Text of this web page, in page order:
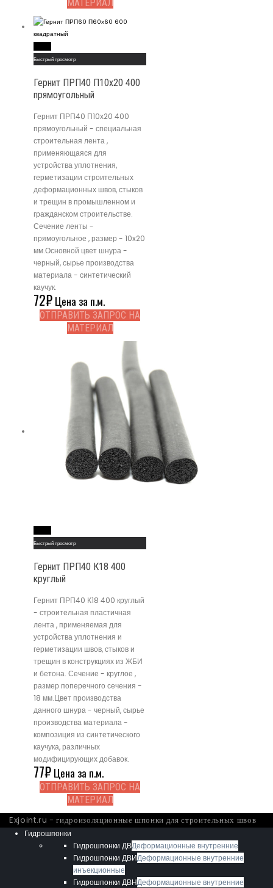
МАТЕРИАЛ
Быстрый просмотр
Гернит ПРП40 П10х20 400
прямоугольный
Гернит ПРП40 П10х20 400
прямоугольный - специальная
строительная лента ,
применяющаяся для
устройства уплотнения,
герметизации строительных
деформационных швов, стыков
и трещин в промышленном и
гражданском строительстве.
Сечение ленты -
прямоугольное , размер - 10x20
мм.Основной цвет шнура -
черный, сырье производства
материала - синтетический
каучук.
72₽Цена за п.м.
ОТПРАВИТЬ ЗАПРОС НА
МАТЕРИАЛ
Быстрый просмотр
Гернит ПРП40 К18 400
круглый
Гернит ПРП40 К18 400 круглый
- строительная пластичная
лента , применяемая для
устройства уплотнения и
герметизации швов, стыков и
трещин в конструкциях из ЖБИ
и бетона. Сечение - круглое ,
размер поперечного сечения -
18 мм.Цвет производства
данного шнура - черный, сырье
производства материала -
композиция из синтетического
каучука, различных
модифицирующих добавок.
77₽Цена за п.м.
ОТПРАВИТЬ ЗАПРОС НА
МАТЕРИАЛ
Exjoint.ru - гидроизоляционные шпонки для строительных швов
Гидрошпонки
Гидрошпонки ДВДеформационные внутренние
Гидрошпонки ДВИДеформационные внутренние
инъекционные
Гидрошпонки ДВНДеформационные внутренние